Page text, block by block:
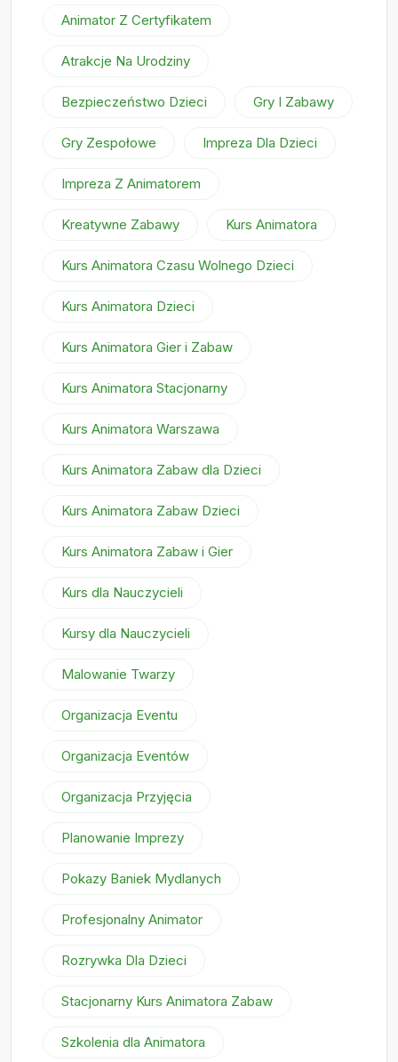
Animator Z Certyfikatem
Atrakcje Na Urodziny
Bezpieczeństwo Dzieci Gry I Zabawy
Gry Zespołowe Impreza Dla Dzieci
Impreza Z Animatorem
Kreatywne Zabawy Kurs Animatora
Kurs Animatora Czasu Wolnego Dzieci
Kurs Animatora Dzieci
Kurs Animatora Gier i Zabaw
Kurs Animatora Stacjonarny
Kurs Animatora Warszawa
Kurs Animatora Zabaw dla Dzieci
Kurs Animatora Zabaw Dzieci
Kurs Animatora Zabaw i Gier
Kurs dla Nauczycieli
Kursy dla Nauczycieli
Malowanie Twarzy
Organizacja Eventu
Organizacja Eventów
Organizacja Przyjęcia
Planowanie Imprezy
Pokazy Baniek Mydlanych
Profesjonalny Animator
Rozrywka Dla Dzieci
Stacjonarny Kurs Animatora Zabaw
Szkolenia dla Animatora